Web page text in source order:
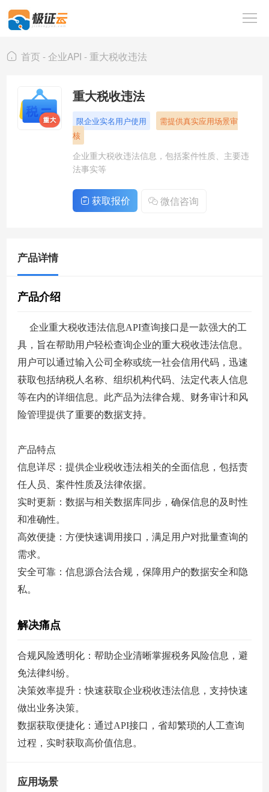
首
首页 -企业API -重大税收违法
重大税收违法
限企业实名用户使用
需提供真实应用场景审
核
企业重大税收违法信息，包括案件性质、主要违
法事实等
获取报价 微信咨询
产品详情
产品介绍
企业重大税收违法信息API查询接口是一款强大的工
具，旨在帮助用户轻松查询企业的重大税收违法信息。
用户可以通过输入公司全称或统一社会信用代码，迅速
获取包括纳税人名称、组织机构代码、法定代表人信息
等在内的详细信息。此产品为法律合规、财务审计和风
险管理提供了重要的数据支持。
产品特点
信息详尽：提供企业税收违法相关的全面信息，包括责
任人员、案件性质及法律依据。
实时更新：数据与相关数据库同步，确保信息的及时性
和准确性。
高效便捷：方便快速调用接口，满足用户对批量查询的
需求。
安全可靠：信息源合法合规，保障用户的数据安全和隐
私。
解决痛点
合规风险透明化：帮助企业清晰掌握税务风险信息，避
免法律纠纷。
决策效率提升：快速获取企业税收违法信息，支持快速
做出业务决策。
数据获取便捷化：通过API接口，省却繁琐的人工查询
过程，实时获取高价值信息。
应用场景